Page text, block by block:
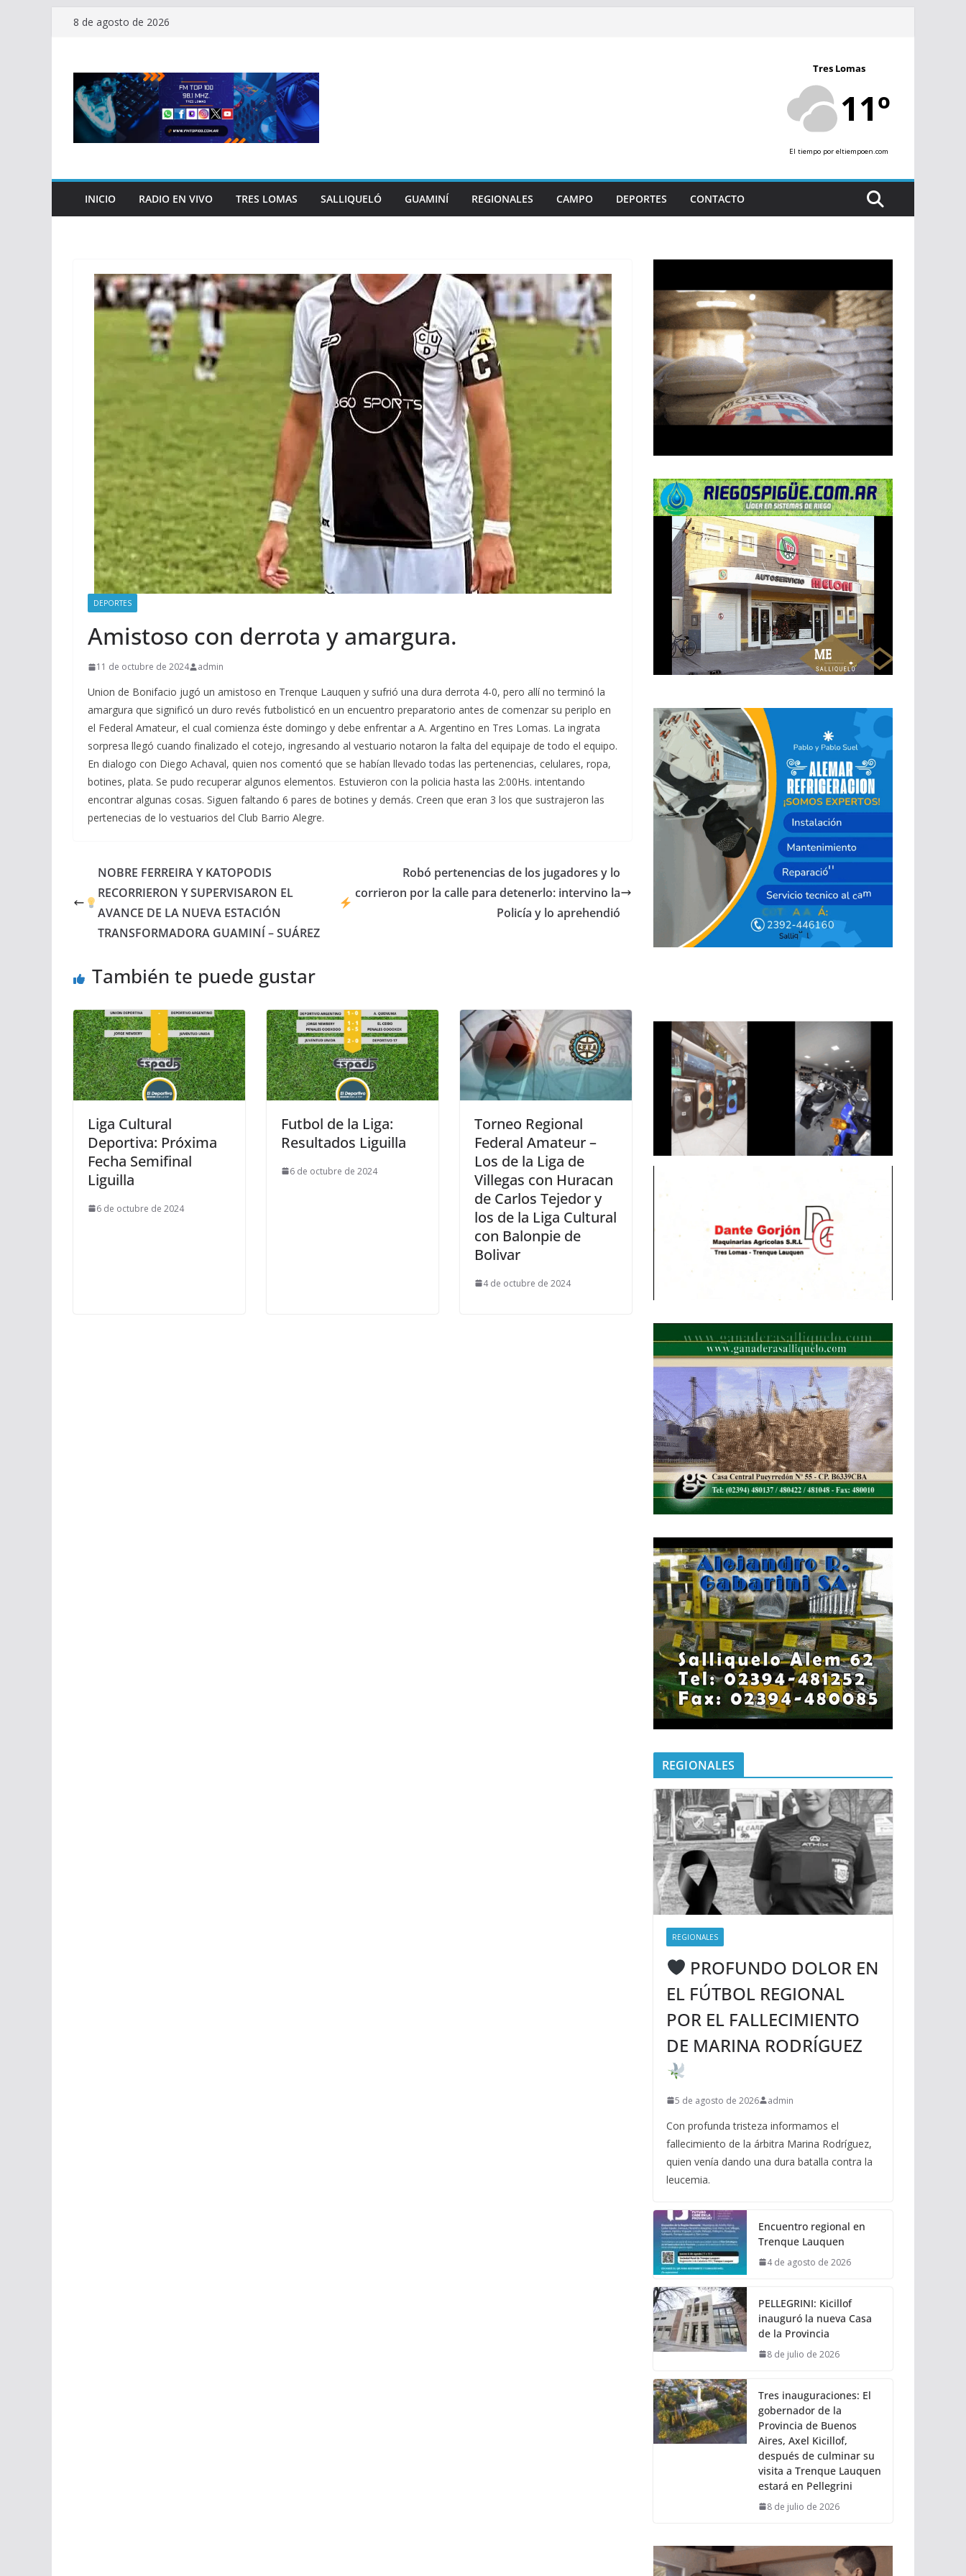
Saltar8 de agosto de 2026
Tres Lomas
11º
El tiempo por eltiempoen.com
INICIO RADIO EN VIVO TRES LOMAS SALLIQUELÓ GUAMINÍ REGIONALES CAMPO DEPORTES CONTACTO
DEPORTES
Amistoso con derrota y amargura.
11 de octubre de 2024 admin
Union de Bonifacio jugó un amistoso en Trenque Lauquen y sufrió una dura derrota 4-0, pero allí no terminó la
amargura que significó un duro revés futbolisticó en un encuentro preparatorio antes de comenzar su periplo en
el Federal Amateur, el cual comienza éste domingo y debe enfrentar a A. Argentino en Tres Lomas. La ingrata
sorpresa llegó cuando finalizado el cotejo, ingresando al vestuario notaron la falta del equipaje de todo el equipo.
En dialogo con Diego Achaval, quien nos comentó que se habían llevado todas las pertenencias, celulares, ropa,
botines, plata. Se pudo recuperar algunos elementos. Estuvieron con la policia hasta las 2:00Hs. intentando
encontrar algunas cosas. Siguen faltando 6 pares de botines y demás. Creen que eran 3 los que sustrajeron las
pertenecias de lo vestuarios del Club Barrio Alegre.
NOBRE FERREIRA Y KATOPODIS
RECORRIERON Y SUPERVISARON EL
AVANCE DE LA NUEVA ESTACIÓN
TRANSFORMADORA GUAMINÍ – SUÁREZ
Robó pertenencias de los jugadores y lo
corrieron por la calle para detenerlo: intervino la
Policía y lo aprehendió
También te puede gustar
Liga Cultural
Deportiva: Próxima
Fecha Semifinal
Liguilla
6 de octubre de 2024
Futbol de la Liga:
Resultados Liguilla
6 de octubre de 2024
Torneo Regional
Federal Amateur –
Los de la Liga de
Villegas con Huracan
de Carlos Tejedor y
los de la Liga Cultural
con Balonpie de
Bolivar
4 de octubre de 2024
REGIONALES
REGIONALES
PROFUNDO DOLOR EN
EL FÚTBOL REGIONAL
POR EL FALLECIMIENTO
DE MARINA RODRÍGUEZ
5 de agosto de 2026 admin
Con profunda tristeza informamos el
fallecimiento de la árbitra Marina Rodríguez,
quien venía dando una dura batalla contra la
leucemia.
Encuentro regional en
Trenque Lauquen
4 de agosto de 2026
PELLEGRINI: Kicillof
inauguró la nueva Casa
de la Provincia
8 de julio de 2026
Tres inauguraciones: El
gobernador de la
Provincia de Buenos
Aires, Axel Kicillof,
después de culminar su
visita a Trenque Lauquen
estará en Pellegrini
8 de julio de 2026